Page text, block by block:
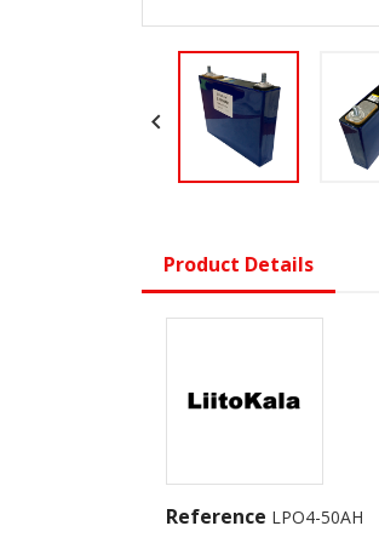

Product Details
Reference LPO4-50AH